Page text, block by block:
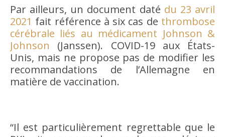
Par ailleurs, un document daté du 23 avril
2021 fait référence à six cas de thrombose
cérébrale liés au médicament Johnson &
Johnson (Janssen). COVID-19 aux États-
Unis, mais ne propose pas de modifier les
recommandations de l’Allemagne en
matière de vaccination.
“Il est particulièrement regrettable que le